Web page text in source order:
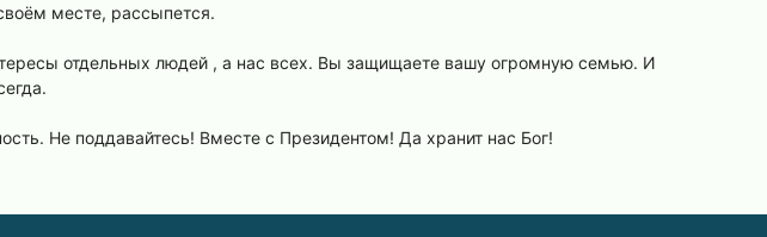
месте, рассыпется.
отдельных людей , а нас всех. Вы защищаете вашу огромную семью. И
Не поддавайтесь! Вместе с Президентом! Да хранит нас Бог!